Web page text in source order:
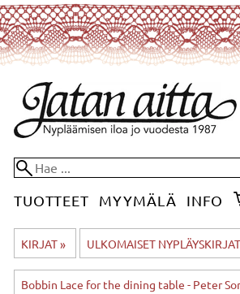
TUOTTEET MYYMÄLÄ INFO
KIRJAT‪» ULKOMAISET NYPLÄYSKIRJAT
Bobbin Lace for the dining table - Peter